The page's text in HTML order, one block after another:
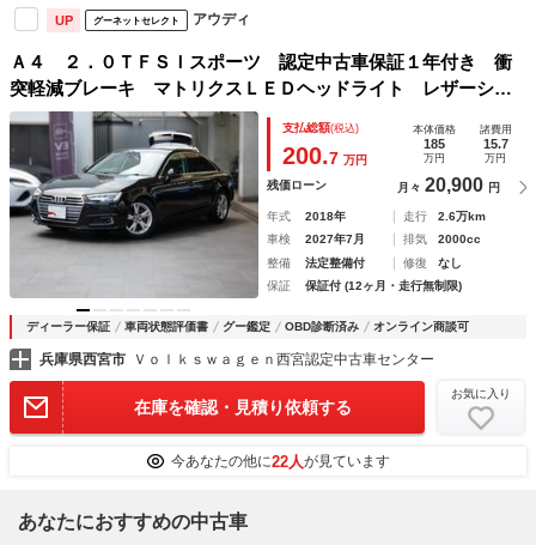
UP グーネットセレクト アウディ
Ａ４ ２．０ＴＦＳＩスポーツ 認定中古車保証１年付き 衝
突軽減ブレーキ マトリクスＬＥＤヘッドライト レザーシー
ト シートヒーター サイド／レーンアシスト パークアシス
ト リアビューカメラ（フロントカメラ付き） １７ＡＷ
支払総額(税込)
200.7 万円
本体価格
185
万円
諸費用
15.7
万円
残価ローン 月々 20,900 円
年式 2018年 走行
2.6万km
車検
2027年7月 排気
2000cc
整備
法定整備付 修復
なし
保証
保証付 (12ヶ月・走行無制限)
ディーラー保証 車両状態評価書 グー鑑定 OBD診断済み オンライン商談可
兵庫県西宮市 Ｖｏｌｋｓｗａｇｅｎ西宮認定中古車センター
在庫を確認・見積り依頼する
お気に入り
今あなたの他に22人が見ています
あなたにおすすめの中古車